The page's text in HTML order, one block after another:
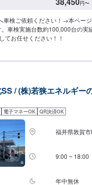
円〜
車検ご依頼ください！→本ペー
。車検実施台数約100,000台の実
てお任せください！！
/ (株)若狭エネルギー
電子マネーOK QR決済OK
福井県敦賀
9:00 ~ 18:00
年中無休